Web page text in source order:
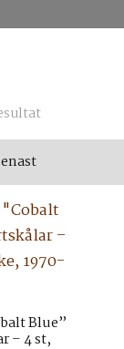
Blue”
– 4 st,